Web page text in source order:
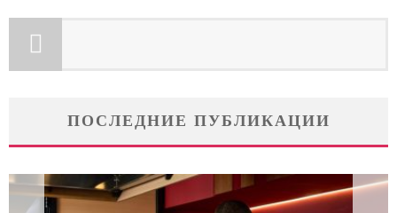
ПОСЛЕДНИЕ ПУБЛИКАЦИИ